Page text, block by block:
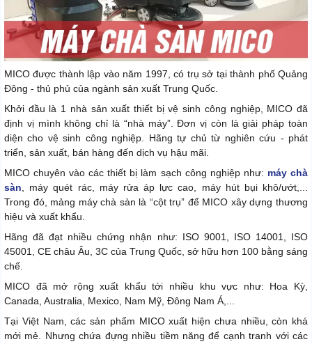
MICO được thành lập vào năm 1997, có trụ sở tại thành phố Quảng
Đông - thủ phủ của ngành sản xuất Trung Quốc.
Khởi đầu là 1 nhà sản xuất thiết bị vệ sinh công nghiệp, MICO đã
định vị mình không chỉ là “nhà máy”. Đơn vị còn là giải pháp toàn
diện cho vệ sinh công nghiệp. Hãng tự chủ từ nghiên cứu - phát
triển, sản xuất, bán hàng đến dịch vụ hậu mãi.
MICO chuyên vào các thiết bị làm sạch công nghiệp như: máy chà
sàn , máy quét rác, máy rửa áp lực cao, máy hút bụi khô/ướt,...
Trong đó, mảng máy chà sàn là “cột trụ” để MICO xây dựng thương
hiệu và xuất khẩu.
Hãng đã đạt nhiều chứng nhận như: ISO 9001, ISO 14001, ISO
45001, CE châu Âu, 3C của Trung Quốc, sở hữu hơn 100 bằng sáng
chế.
MICO đã mở rộng xuất khẩu tới nhiều khu vực như: Hoa Kỳ,
Canada, Australia, Mexico, Nam Mỹ, Đông Nam Á,...
Tại Việt Nam, các sản phẩm MICO xuất hiện chưa nhiều, còn khá
mới mẻ. Nhưng chứa đựng nhiều tiềm năng để cạnh tranh với các